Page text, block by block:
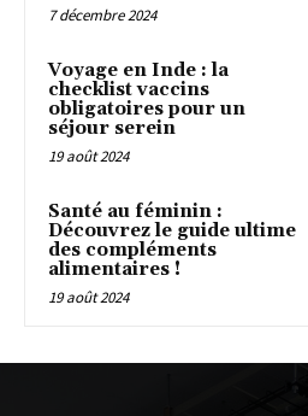
7 décembre 2024
Voyage en Inde : la
checklist vaccins
obligatoires pour un
séjour serein
19 août 2024
Santé au féminin :
Découvrez le guide ultime
des compléments
alimentaires !
19 août 2024